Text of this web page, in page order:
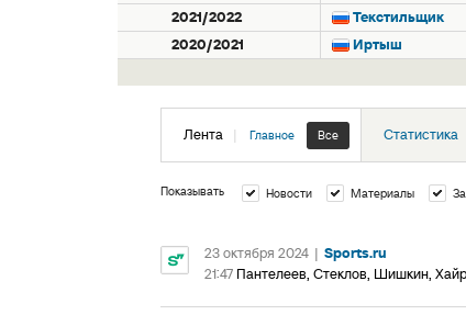
2021/2022
Текстильщик
2020/2021
Иртыш
Лента | Главное Все Статистика
Показывать Новости Материалы
23 октября 2024 | Sports.ru
21:47 Пантелеев, Стеклов, Шишкин,